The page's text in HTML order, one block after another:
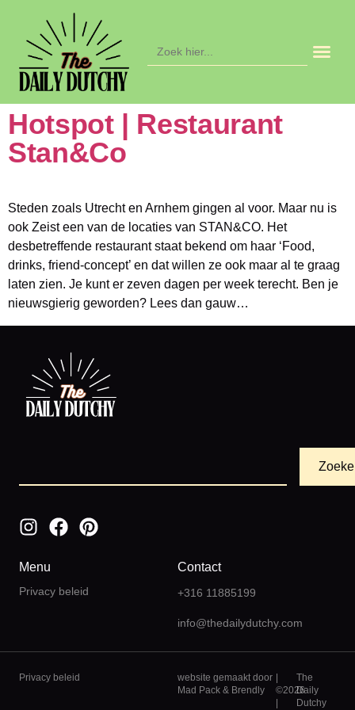
naar:
Hotspot | Restaurant
Stan&Co
Steden zoals Utrecht en Arnhem gingen al voor. Maar nu is
ook Zeist een van de locaties van STAN&CO. Het
desbetreffende restaurant staat bekend om haar ‘Food,
drinks, friend-concept’ en dat willen ze ook maar al te graag
laten zien. Je kunt er zeven dagen per week terecht. Ben je
nieuwsgierig geworden? Lees dan gauw…
Menu
Privacy beleid
Contact
+316 11885199
info@thedailydutchy.com
Privacy beleid
website gemaakt door
Mad Pack & Brendly
|
©2026
|
The
Daily
Dutchy